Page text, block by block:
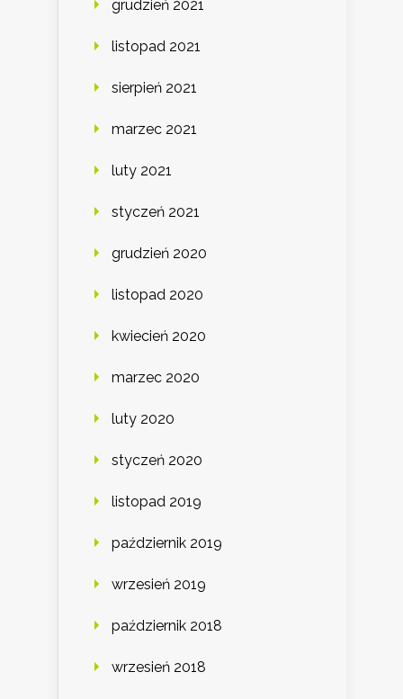
grudzień 2021
listopad 2021
sierpień 2021
marzec 2021
luty 2021
styczeń 2021
grudzień 2020
listopad 2020
kwiecień 2020
marzec 2020
luty 2020
styczeń 2020
listopad 2019
październik 2019
wrzesień 2019
październik 2018
wrzesień 2018